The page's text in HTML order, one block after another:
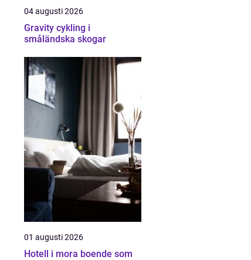
04 augusti 2026
Gravity cykling i
småländska skogar
01 augusti 2026
Hotell i mora boende som